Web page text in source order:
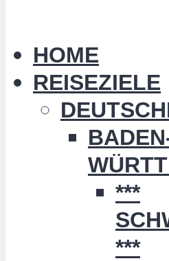
HOME
REISEZIELE
***
***